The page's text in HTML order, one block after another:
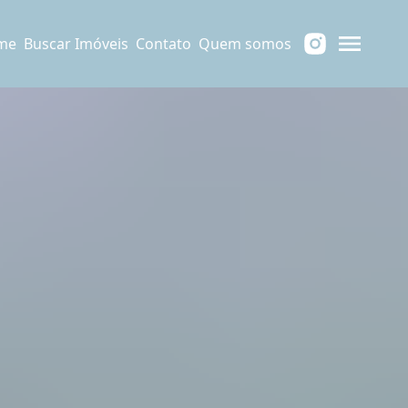
Buscar Imóveis Contato Quem somos